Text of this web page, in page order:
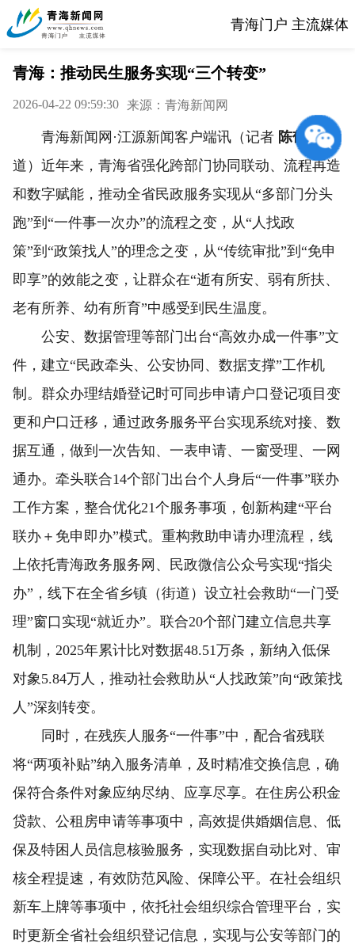
青海门户 主流媒体
青海：推动民生服务实现“三个转变”
2026-04-22 09:59:30 来源：青海新闻网
青海新闻网·江源新闻客户端讯（记者 陈郁报
道）近年来，青海省强化跨部门协同联动、流程再造
和数字赋能，推动全省民政服务实现从“多部门分头
跑”到“一件事一次办”的流程之变，从“人找政
策”到“政策找人”的理念之变，从“传统审批”到“免申
即享”的效能之变，让群众在“逝有所安、弱有所扶、
老有所养、幼有所育”中感受到民生温度。
公安、数据管理等部门出台“高效办成一件事”文
件，建立“民政牵头、公安协同、数据支撑”工作机
制。群众办理结婚登记时可同步申请户口登记项目变
更和户口迁移，通过政务服务平台实现系统对接、数
据互通，做到一次告知、一表申请、一窗受理、一网
通办。牵头联合14个部门出台个人身后“一件事”联办
工作方案，整合优化21个服务事项，创新构建“平台
联办＋免申即办”模式。重构救助申请办理流程，线
上依托青海政务服务网、民政微信公众号实现“指尖
办”，线下在全省乡镇（街道）设立社会救助“一门受
理”窗口实现“就近办”。联合20个部门建立信息共享
机制，2025年累计比对数据48.51万条，新纳入低保
对象5.84万人，推动社会救助从“人找政策”向“政策找
人”深刻转变。
同时，在残疾人服务“一件事”中，配合省残联
将“两项补贴”纳入服务清单，及时精准交换信息，确
保符合条件对象应纳尽纳、应享尽享。在住房公积金
贷款、公租房申请等事项中，高效提供婚姻信息、低
保及特困人员信息核验服务，实现数据自动比对、审
核全程提速，有效防范风险、保障公平。在社会组织
新车上牌等事项中，依托社会组织综合管理平台，实
时更新全省社会组织登记信息，实现与公安等部门的